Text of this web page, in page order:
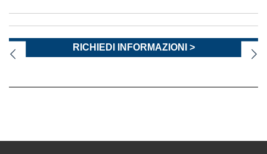
RICHIEDI INFORMAZIONI >